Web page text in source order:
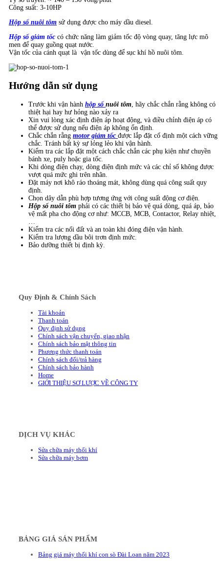
Công suất: 3-10HP
Hộp số nuôi tôm sử dụng được cho máy dầu diesel.
Hộp số giảm tốc có chức năng làm giảm tốc độ vòng quay, tăng lực mô
men để quay guồng quạt nước.
Vận tốc của cánh quạt là vận tốc dùng để sục khí hồ nuôi tôm.
Hướng dẫn sử dụng
Trước khi vận hành hộp số nuôi tôm , hãy chắc chắn rằng không có
thiệt hại hay hư hỏng nào xảy ra
Xin vui lòng xác định điện áp hoạt động, và điều chỉnh điện áp có
thể được sử dụng nếu điện áp không ổn định.
Chắc chắn rằng motor giảm tốc được lắp đặt cố định một cách vững
chắc. Tránh bất kỳ sự lỏng lẻo khi vận hành.
Kiểm tra các lắp đặt một cách chắc chắn các phụ kiện như chuyền
bánh xe, puly hoặc gia tốc.
Khi dòng điện chạy, dòng điện định mức và các chỉ số không được
vượt quá mức ghi trên nhãn.
Đặt máy nơi khô ráo thoáng mát, không dùng quá công suất quy
định.
Chọn dây dẫn phù hợp tương ứng với công suất động cơ điện.
Hộp số nuôi tôm phải có các thiết bị bảo vệ quá dòng, quá áp, bảo
vệ mất pha cho động cơ như: MCCB, MCB, Contactor, Relay nhiệt,
Kiểm tra các nối đất và an toàn khi đóng điện vận hành.
Kiểm tra lượng dầu bôi trơn định mức.
Bảo dưỡng thiết bị định kỳ.
Quy Định & Chính Sách
Tài khoản
Thanh toán
Quy định sử dụng
Chính sách vận chuyển, giao nhận
Chính sách bảo mật thông tin
Phương thức thanh toán
Chính sách đổi/trả hàng
Chính sách bảo hành
Home
GIỚI THIỆU SƠ LƯỢC VỀ CÔNG TY
DỊCH VỤ KHÁC
Sửa chữa máy thổi khí
Sửa chữa máy bơm
BẢNG GIÁ SẢN PHẨM
Bảng giá máy thổi khí con sò Đài Loan năm 2023